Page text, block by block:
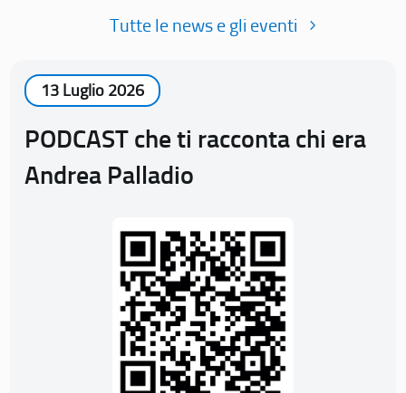
Tutte le news e gli eventi
13 Luglio 2026
PODCAST che ti racconta chi era
Andrea Palladio